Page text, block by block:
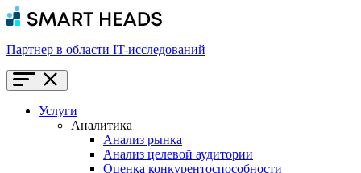
Партнер в области IT-исследований
Услуги
Аналитика
Анализ рынка
Анализ целевой аудитории
Оценка конкурентоспособности